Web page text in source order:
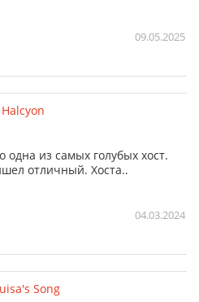
09.05.2025
одна из самых голубых хост.
отличный. Хоста..
04.03.2024